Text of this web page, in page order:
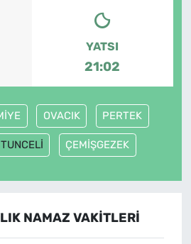
YATSI
21:02
OVACIK PERTEK
TUNCELİ ÇEMİŞGEZEK
NAMAZ VAKITLERI